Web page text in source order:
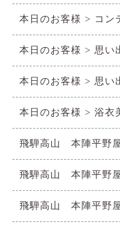
本日のお客様 > コン
本日のお客様 > 思い
本日のお客様 > 思い
本日のお客様 > 浴衣
飛騨高山 本陣平野
飛騨高山 本陣平野
飛騨高山 本陣平野